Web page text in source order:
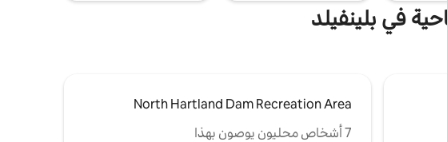
في بلينفيلد
North Hartland Dam Recreation Area
7 أشخاص محليون يوصون بهذا